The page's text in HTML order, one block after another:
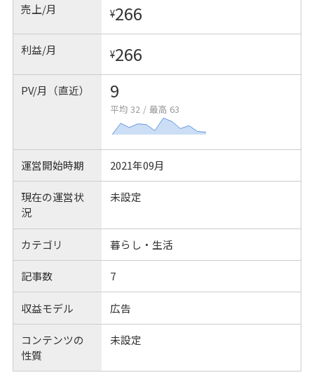
売上/月 ¥266
利益/月 ¥266
PV/月（直近） 9
平均 32 / 最高 63
運営開始時期 2021年09月
現在の運営状
況
未設定
カテゴリ 暮らし・生活
記事数 7
収益モデル 広告
コンテンツの
性質
未設定